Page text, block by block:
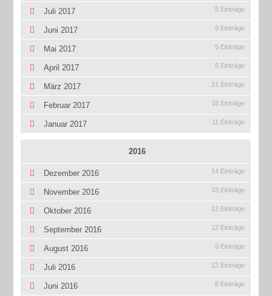
Juli 2017 5 Einträge
Juni 2017 9 Einträge
Mai 2017 5 Einträge
April 2017 5 Einträge
März 2017 21 Einträge
Februar 2017 18 Einträge
Januar 2017 11 Einträge
2016
Dezember 2016 14 Einträge
November 2016 33 Einträge
Oktober 2016 12 Einträge
September 2016 12 Einträge
August 2016 5 Einträge
Juli 2016 12 Einträge
Juni 2016 8 Einträge